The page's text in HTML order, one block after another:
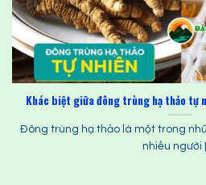
Khác biệt giữa đông trùng hạ thảo tự
Đông trùng hạ thảo là một trong
nhiều người